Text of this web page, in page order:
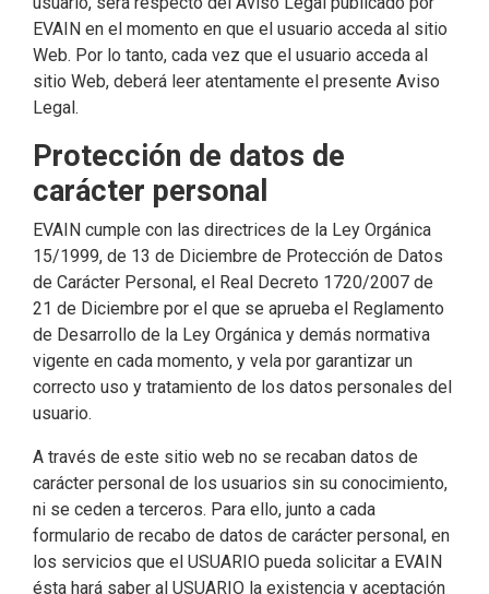
EVAIN en el momento en que el usuario acceda al sitio
Web. Por lo tanto, cada vez que el usuario acceda al
sitio Web, deberá leer atentamente el presente Aviso
Legal.
Protección de datos de
carácter personal
EVAIN cumple con las directrices de la Ley Orgánica
15/1999, de 13 de Diciembre de Protección de Datos
de Carácter Personal, el Real Decreto 1720/2007 de
21 de Diciembre por el que se aprueba el Reglamento
de Desarrollo de la Ley Orgánica y demás normativa
vigente en cada momento, y vela por garantizar un
correcto uso y tratamiento de los datos personales del
usuario.
A través de este sitio web no se recaban datos de
carácter personal de los usuarios sin su conocimiento,
ni se ceden a terceros. Para ello, junto a cada
formulario de recabo de datos de carácter personal, en
los servicios que el USUARIO pueda solicitar a EVAIN
ésta hará saber al USUARIO la existencia y aceptación